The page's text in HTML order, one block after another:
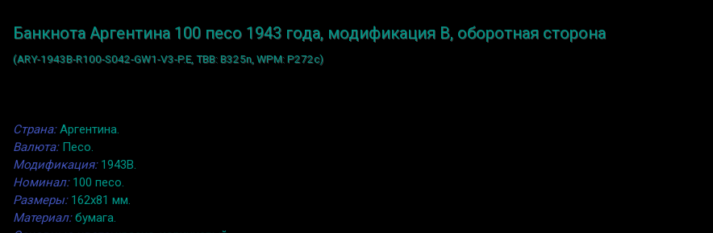
Банкнота Аргентина 100 песо 1943 года, модификация B, оборотная сторона
(ARY-1943B-R100-S042-GW1-V3-P.E, TBB: B325n, WPM: P272c)
Страна:Аргентина.
Валюта:Песо.
Модификация:1943B.
Номинал:100 песо.
Размеры:162x81 мм.
Материал:бумага.